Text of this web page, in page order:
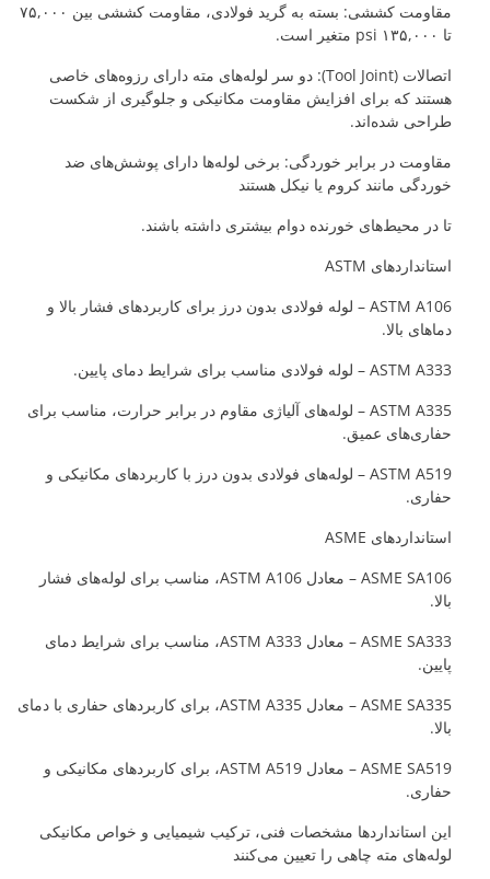
مقاومت کششی: بسته به گرید فولادی، مقاومت کششی بین ۷۵,۰۰۰
تا ۱۳۵,۰۰۰ psi متغیر است.
اتصالات (Tool Joint): دو سر لوله‌های مته دارای رزوه‌های خاصی
هستند که برای افزایش مقاومت مکانیکی و جلوگیری از شکست
طراحی شده‌اند.
مقاومت در برابر خوردگی: برخی لوله‌ها دارای پوشش‌های ضد
خوردگی مانند کروم یا نیکل هستند
تا در محیط‌های خورنده دوام بیشتری داشته باشند.
استانداردهای ASTM
ASTM A106 – لوله فولادی بدون درز برای کاربردهای فشار بالا و
دماهای بالا.
ASTM A333 – لوله فولادی مناسب برای شرایط دمای پایین.
ASTM A335 – لوله‌های آلیاژی مقاوم در برابر حرارت، مناسب برای
حفاری‌های عمیق.
ASTM A519 – لوله‌های فولادی بدون درز با کاربردهای مکانیکی و
حفاری.
استانداردهای ASME
ASME SA106 – معادل ASTM A106، مناسب برای لوله‌های فشار
بالا.
ASME SA333 – معادل ASTM A333، مناسب برای شرایط دمای
پایین.
ASME SA335 – معادل ASTM A335، برای کاربردهای حفاری با دمای
بالا.
ASME SA519 – معادل ASTM A519، برای کاربردهای مکانیکی و
حفاری.
این استانداردها مشخصات فنی، ترکیب شیمیایی و خواص مکانیکی
لوله‌های مته چاهی را تعیین می‌کنند